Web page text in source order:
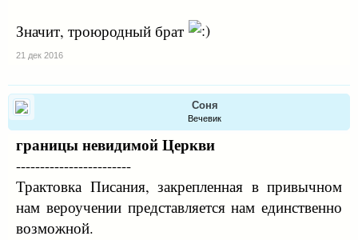
Значит, троюродный брат
21 дек 2016
Соня
Вечевик
границы невидимой Церкви
------------------------
Трактовка Писания, закрепленная в привычном
нам вероучении представляется нам единственно
возможной.